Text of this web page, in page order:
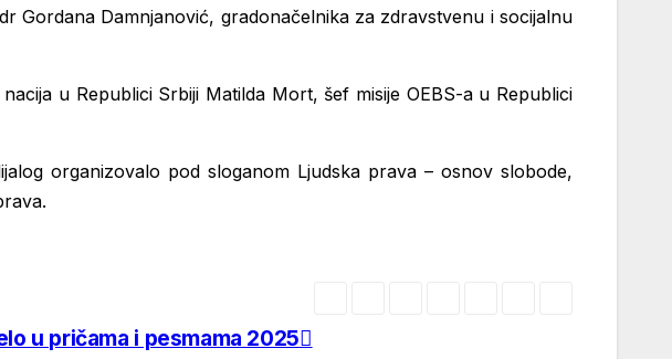
Gordana Damnjanović, gradonačelnika za zdravstvenu i socijalnu
u Republici Srbiji Matilda Mort, šef misije OEBS-a u Republici
organizovalo pod sloganom Ljudska prava – osnov slobode,
u pričama i pesmama 2025